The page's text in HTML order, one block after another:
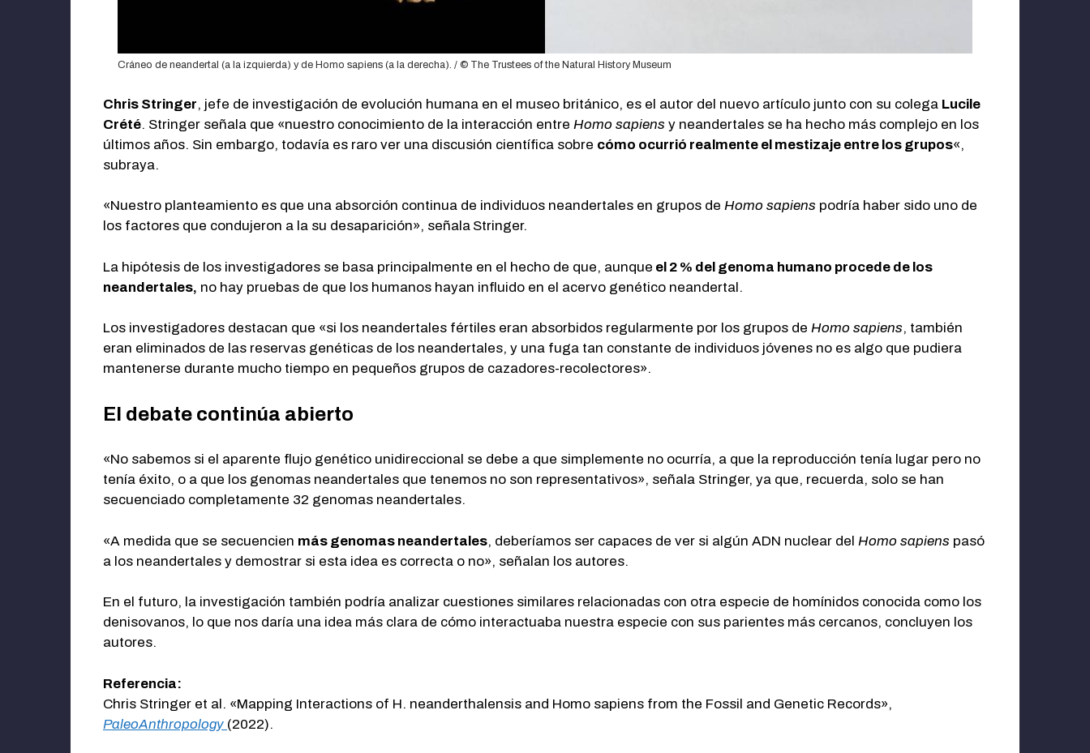
Cráneo de neandertal (a la izquierda) y de Homo sapiens (a la derecha). / © The Trustees of the Natural History Museum
Chris Stringer, jefe de investigación de evolución humana en el museo británico, es el autor del nuevo artículo junto con su colega Lucile
Crété. Stringer señala que «nuestro conocimiento de la interacción entre Homo sapiens y neandertales se ha hecho más complejo en los
últimos años. Sin embargo, todavía es raro ver una discusión científica sobre cómo ocurrió realmente el mestizaje entre los grupos«,
subraya.
«Nuestro planteamiento es que una absorción continua de individuos neandertales en grupos de Homo sapiens podría haber sido uno de
los factores que condujeron a la su desaparición», señala Stringer.
La hipótesis de los investigadores se basa principalmente en el hecho de que, aunque el 2 % del genoma humano procede de los
neandertales, no hay pruebas de que los humanos hayan influido en el acervo genético neandertal.
Los investigadores destacan que «si los neandertales fértiles eran absorbidos regularmente por los grupos de Homo sapiens, también
eran eliminados de las reservas genéticas de los neandertales, y una fuga tan constante de individuos jóvenes no es algo que pudiera
mantenerse durante mucho tiempo en pequeños grupos de cazadores-recolectores».
El debate continúa abierto
«No sabemos si el aparente flujo genético unidireccional se debe a que simplemente no ocurría, a que la reproducción tenía lugar pero no
tenía éxito, o a que los genomas neandertales que tenemos no son representativos», señala Stringer, ya que, recuerda, solo se han
secuenciado completamente 32 genomas neandertales.
«A medida que se secuencien más genomas neandertales, deberíamos ser capaces de ver si algún ADN nuclear del Homo sapiens pasó
a los neandertales y demostrar si esta idea es correcta o no», señalan los autores.
En el futuro, la investigación también podría analizar cuestiones similares relacionadas con otra especie de homínidos conocida como los
denisovanos, lo que nos daría una idea más clara de cómo interactuaba nuestra especie con sus parientes más cercanos, concluyen los
autores.
Referencia:
Chris Stringer et al. «Mapping Interactions of H. neanderthalensis and Homo sapiens from the Fossil and Genetic Records»,
PaleoAnthropology (2022).